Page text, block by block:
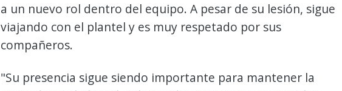
a un nuevo rol dentro del equipo. A pesar de su lesión, sigue
viajando con el plantel y es muy respetado por sus
compañeros.
"Su presencia sigue siendo importante para mantener la